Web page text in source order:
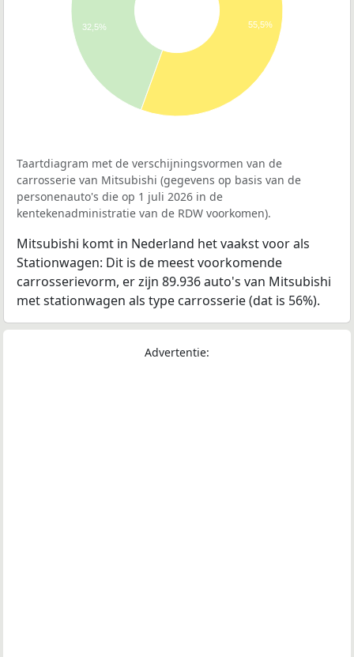
32,5% 55,5%
Taartdiagram met de verschijningsvormen van de
carrosserie van Mitsubishi (gegevens op basis van de
personenauto's die op 1 juli 2026 in de
kentekenadministratie van de RDW voorkomen).
Mitsubishi komt in Nederland het vaakst voor als
Stationwagen: Dit is de meest voorkomende
carrosserievorm, er zijn 89.936 auto's van Mitsubishi
met stationwagen als type carrosserie (dat is 56%).
Advertentie: